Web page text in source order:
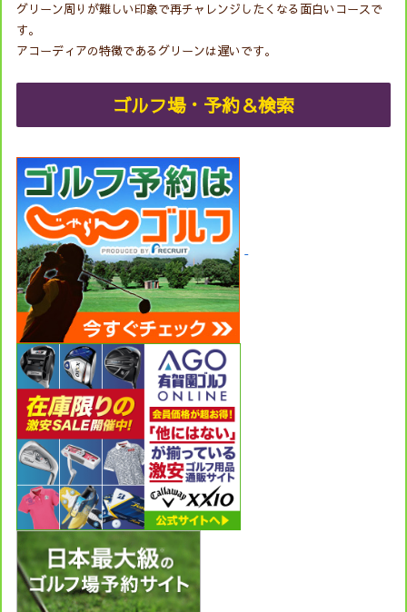
グリーン周りが難しい印象で再チャレンジしたくなる面白いコースで
す。
アコーディアの特徴であるグリーンは遅いです。
ゴルフ場・予約＆検索